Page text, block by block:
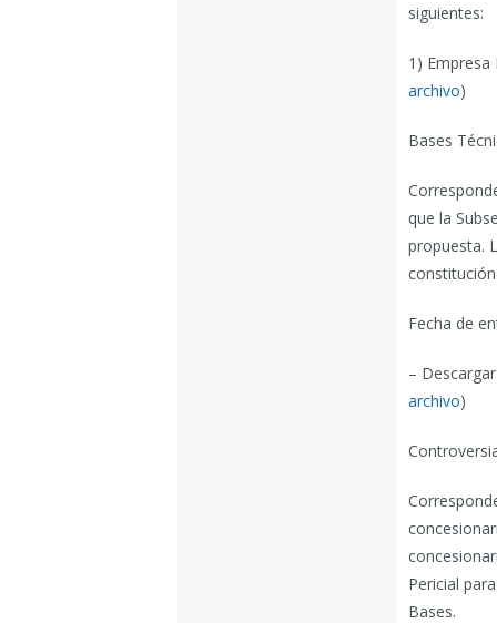
siguientes:
1) Empresa
archivo)
Bases
que la
propuesta.
Fecha de
–
archivo)
Pericial
Bases.